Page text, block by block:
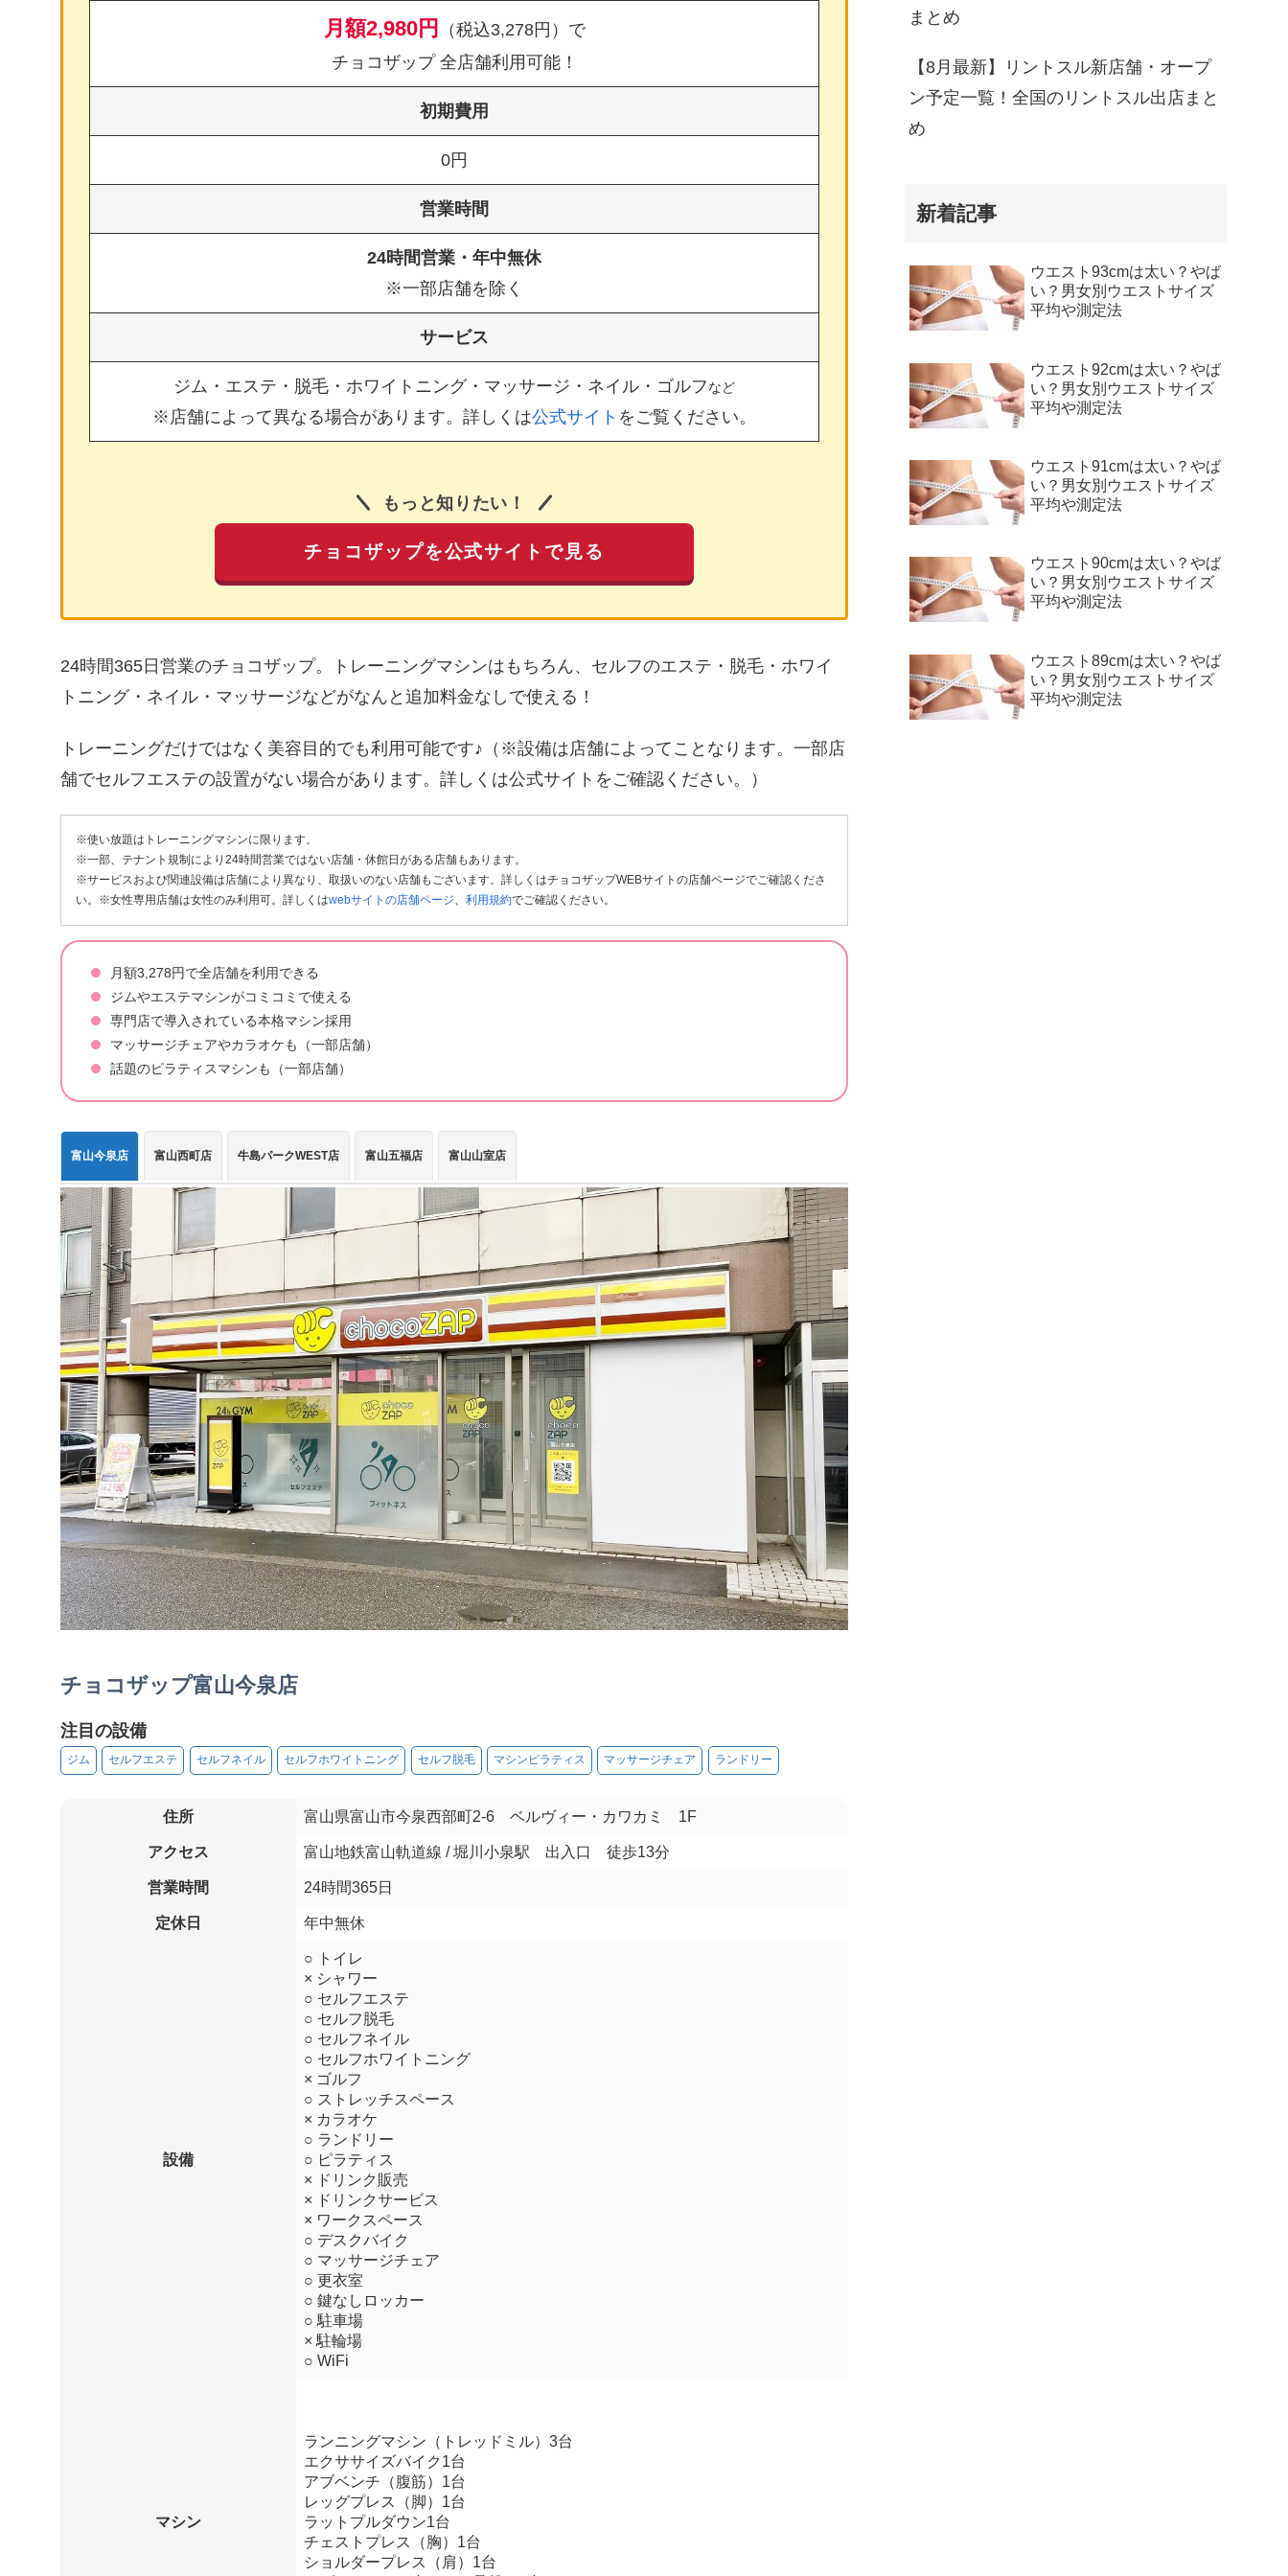
月額2,980円
（税込3,278円）で
チョコザップ 全店舗利用可能！
初期費用
0円
営業時間
24時間営業・年中無休
※一部店舗を除く
サービス
ジム・エステ・脱毛・ホワイトニング・マッサージ・ネイル・ゴルフなど
※店舗によって異なる場合があります。詳しくは公式サイト をご覧ください。
もっと知りたい！
チョコザップを公式サイトで見る
24時間365日営業のチョコザップ。トレーニングマシンはもちろん、セルフのエステ・脱毛・ホワイ
トニング・ネイル・マッサージなどがなんと追加料金なしで使える！
トレーニングだけではなく美容目的でも利用可能です♪（※設備は店舗によってことなります。一部店
舗でセルフエステの設置がない場合があります。詳しくは公式サイトをご確認ください。）
※使い放題はトレーニングマシンに限ります。
※一部、テナント規制により24時間営業ではない店舗・休館日がある店舗もあります。
※サービスおよび関連設備は店舗により異なり、取扱いのない店舗もございます。詳しくはチョコザップWEBサイトの店舗ページでご確認くださ
い。※女性専用店舗は女性のみ利用可。詳しくはwebサイトの店舗ページ、 利用規約でご確認ください。
月額3,278円で全店舗を利用できる
ジムやエステマシンがコミコミで使える
専門店で導入されている本格マシン採用
マッサージチェアやカラオケも（一部店舗）
話題のピラティスマシンも（一部店舗）
富山今泉店 富山西町店 牛島パークWEST店 富山五福店 富山山室店
チョコザップ富山今泉店
注目の設備
ジム セルフエステ セルフネイル セルフホワイトニング セルフ脱毛 マシンピラティス マッサージチェア ランドリー
住所 富山県富山市今泉西部町2-6 ベルヴィー・カワカミ 1F
アクセス 富山地鉄富山軌道線 / 堀川小泉駅 出入口 徒歩13分
営業時間 24時間365日
定休日 年中無休
設備
○ トイレ
× シャワー
○ セルフエステ
○ セルフ脱毛
○ セルフネイル
○ セルフホワイトニング
× ゴルフ
○ ストレッチスペース
× カラオケ
○ ランドリー
○ ピラティス
× ドリンク販売
× ドリンクサービス
× ワークスペース
○ デスクバイク
○ マッサージチェア
○ 更衣室
○ 鍵なしロッカー
○ 駐車場
× 駐輪場
○ WiFi
マシン
ランニングマシン（トレッドミル）3台
エクササイズバイク1台
アブベンチ（腹筋）1台
レッグプレス（脚）1台
ラットプルダウン1台
チェストプレス（胸）1台
ショルダープレス（肩）1台
まとめ
【8月最新】リントスル新店舗・オープ
ン予定一覧！全国のリントスル出店まと
め
新着記事
ウエスト93cmは太い？やば
い？男女別ウエストサイズ
平均や測定法
ウエスト92cmは太い？やば
い？男女別ウエストサイズ
平均や測定法
ウエスト91cmは太い？やば
い？男女別ウエストサイズ
平均や測定法
ウエスト90cmは太い？やば
い？男女別ウエストサイズ
平均や測定法
ウエスト89cmは太い？やば
い？男女別ウエストサイズ
平均や測定法